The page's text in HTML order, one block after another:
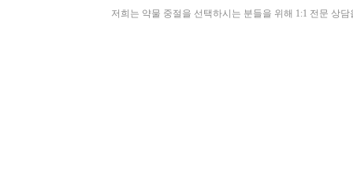
저희는 약물 중절을 선택하시는 분들을 위해 1:1 전문 상